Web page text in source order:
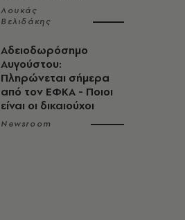
Λουκάς
Βελιδάκης
Αδειοδωρόσημο
Αυγούστου:
Πληρώνεται σήμερα
από τον ΕΦΚΑ - Ποιοι
είναι οι δικαιούχοι
Newsroom